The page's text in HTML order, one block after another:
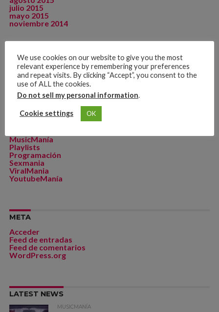
julio 2015
mayo 2015
noviembre 2014
CATEGORÍAS
Artista de La Semana
CineManía
Dicomania TV
Dicosports
Geekmania
MusicManía
Playlists
Programación
Sexmania
ViralMania
YoutubeManía
META
Acceder
Feed de entradas
Feed de comentarios
WordPress.org
LATEST NEWS
MUSICMANÍA
We use cookies on our website to give you the most
relevant experience by remembering your preferences
and repeat visits. By clicking “Accept”, you consent to the
use of ALL the cookies.
Do not sell my personal information.
Cookie settings OK